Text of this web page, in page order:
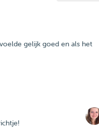
gelijk goed en als het